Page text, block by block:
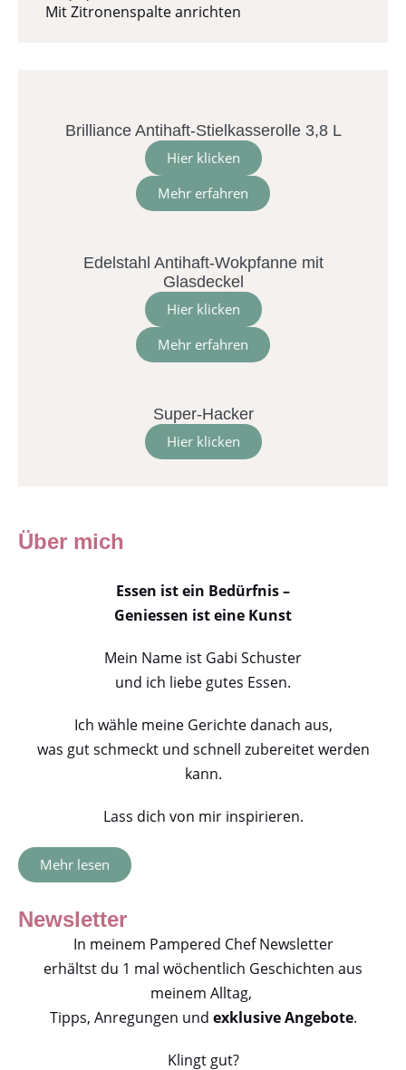
Mit Zitronenspalte anrichten
Brilliance Antihaft-Stielkasserolle 3,8 L
Hier klicken
Mehr erfahren
Edelstahl Antihaft-Wokpfanne mit
Glasdeckel
Hier klicken
Mehr erfahren
Super-Hacker
Hier klicken
Über mich
Essen ist ein Bedürfnis –
Geniessen ist eine Kunst
Mein Name ist Gabi Schuster
und ich liebe gutes Essen.
Ich wähle meine Gerichte danach aus,
was gut schmeckt und schnell zubereitet werden
kann.
Lass dich von mir inspirieren.
Mehr lesen
Newsletter
In meinem Pampered Chef Newsletter
erhältst du 1 mal wöchentlich Geschichten aus
meinem Alltag,
Tipps, Anregungen und exklusive Angebote.
Klingt gut?